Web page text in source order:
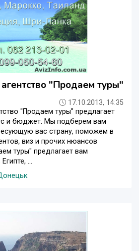
агентство "Продаем туры"
17.10.2013, 14:35
"Продаем туры" предлагает
и бюджет. Мы подберем вам
вас страну, поможем в
виз и прочих нюансов
туры" предлагает вам
...